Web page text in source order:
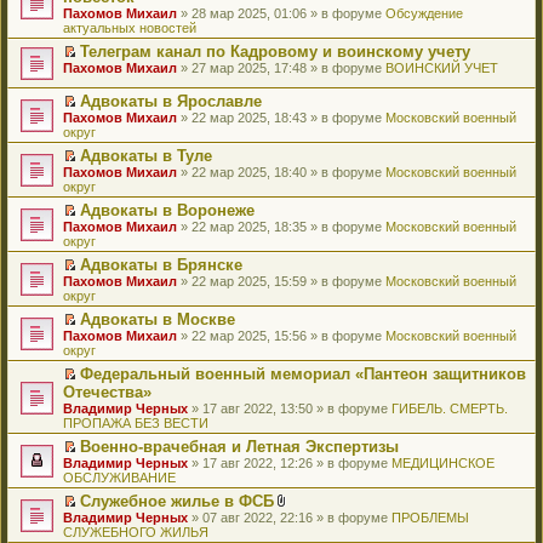
ю
щ
е
н
и
ю
о
о
б
щ
е
н
и
ю
о
м
у
с
о
б
щ
е
н
и
ю
а
н
н
м
у
с
о
о
б
щ
е
н
и
ю
о
ч
и
а
н
н
о
м
у
с
о
о
б
щ
е
н
и
ю
н
е
п
о
и
т
а
н
н
о
м
у
с
о
о
б
щ
е
н
и
ю
в
о
м
у
н
п
р
о
ч
и
т
а
н
н
о
м
у
с
о
о
б
щ
е
н
и
ю
п
е
р
о
м
у
н
е
п
р
о
ч
и
т
а
н
н
о
м
у
с
о
о
б
щ
е
н
и
ю
е
р
е
й
т
к
п
е
р
в
о
м
у
н
е
п
р
о
ч
и
т
а
н
н
о
м
у
с
о
о
б
щ
е
н
и
ю
Пахомов Михаил » 28 мар 2025, 01:06 » в форуме Обсуждение
актуальных новостей
П
р
е
й
т
и
к
п
е
р
в
о
м
у
н
е
п
р
о
ч
и
а
н
н
о
м
у
с
о
о
б
Телеграм канал по Кадровому и воинскому учету
Пахомов Михаил » 27 мар 2025, 17:48 » в форуме ВОИНСКИЙ УЧЕТ
П
е
р
е
й
т
и
к
п
е
р
в
о
м
у
н
е
п
р
о
ч
и
т
а
н
н
о
м
у
с
Адвокаты в Ярославле
Пахомов Михаил » 22 мар 2025, 18:43 » в форуме Московский военный
округ
П
е
р
е
й
т
и
к
п
е
р
в
о
м
у
н
е
п
р
о
ч
и
т
а
н
н
Адвокаты в Туле
Пахомов Михаил » 22 мар 2025, 18:40 » в форуме Московский военный
округ
П
е
р
е
й
т
и
к
п
е
р
в
о
м
у
н
е
п
р
о
ч
и
Адвокаты в Воронеже
Пахомов Михаил » 22 мар 2025, 18:35 » в форуме Московский военный
округ
П
е
р
е
й
т
и
к
п
е
р
в
о
м
у
н
е
п
р
Адвокаты в Брянске
Пахомов Михаил » 22 мар 2025, 15:59 » в форуме Московский военный
округ
П
е
р
е
й
т
и
к
п
е
р
в
о
м
у
Адвокаты в Москве
Пахомов Михаил » 22 мар 2025, 15:56 » в форуме Московский военный
округ
П
е
р
е
й
т
и
к
п
е
р
Федеральный военный мемориал «Пантеон защитников
Отечества»
Владимир Черных » 17 авг 2022, 13:50 » в форуме ГИБЕЛЬ. СМЕРТЬ.
ПРОПАЖА БЕЗ ВЕСТИ
П
е
р
е
й
т
Военно-врачебная и Летная Экспертизы
Владимир Черных » 17 авг 2022, 12:26 » в форуме МЕДИЦИНСКОЕ
ОБСЛУЖИВАНИЕ
П
е
Служебное жилье в ФСБ
В
Владимир Черных » 07 авг 2022, 22:16 » в форуме ПРОБЛЕМЫ
СЛУЖЕБНОГО ЖИЛЬЯ